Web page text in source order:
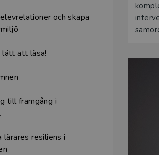
och skapa
lätt att läsa!
till framgång i
lärares resiliens i